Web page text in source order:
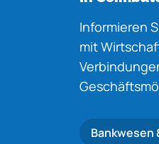
Informieren
mit
Bankwesen